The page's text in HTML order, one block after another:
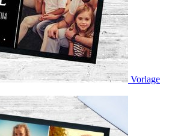
Vorlage